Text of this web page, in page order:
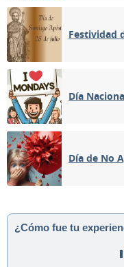
Festividad
Día
Día de No
¿Cómo fue tu